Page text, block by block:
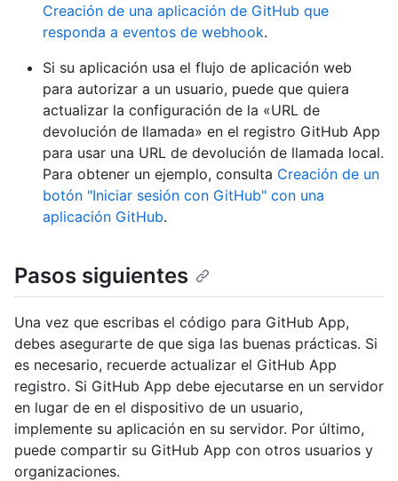
Creación de una aplicación de GitHub que
responda a eventos de webhook.
Si su aplicación usa el flujo de aplicación web
para autorizar a un usuario, puede que quiera
actualizar la configuración de la «URL de
devolución de llamada» en el registro GitHub App
para usar una URL de devolución de llamada local.
Para obtener un ejemplo, consulta Creación de un
botón "Iniciar sesión con GitHub" con una
aplicación GitHub.
Pasos siguientes
Una vez que escribas el código para GitHub App,
debes asegurarte de que siga las buenas prácticas. Si
es necesario, recuerde actualizar el GitHub App
registro. Si GitHub App debe ejecutarse en un servidor
en lugar de en el dispositivo de un usuario,
implemente su aplicación en su servidor. Por último,
puede compartir su GitHub App con otros usuarios y
organizaciones.